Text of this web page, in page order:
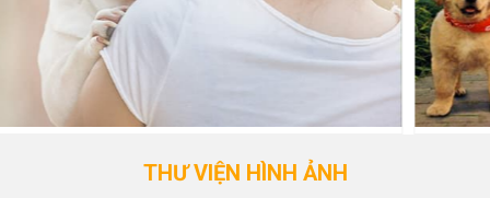
THƯ VIỆN HÌNH ẢNH